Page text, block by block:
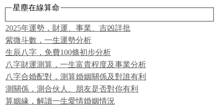
星塵在線算命
2025年運勢，財運、事業、吉凶詳批
紫微斗數，一生運勢分析
生辰八字，免費100條初步分析
八字財運測算，一生富貴程度及事業分析
八字合婚配對，測算婚姻關係及對誰有利
測關係，測合伙人、朋友是否對你有利
算姻緣，解讀一生愛情婚姻情況